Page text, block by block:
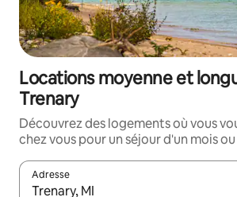
Locations moyenne et
Trenary
Découvrez des logements où vous
chez vous pour un séjour d'un mois
Adresse
Lorsque les résultats s'affichent,